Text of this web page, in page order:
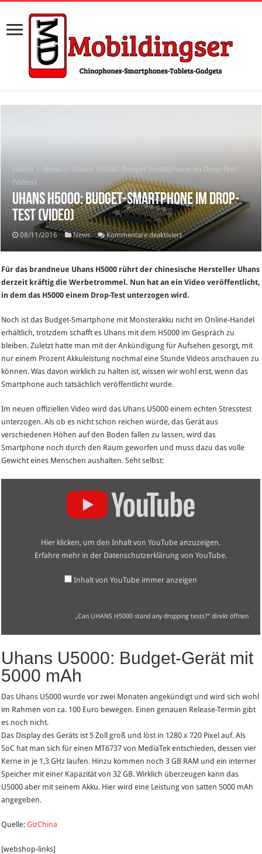
Home / News / Uhans H5000: Budget-Smartphone im Drop-Test
(Video)
Uhans H5000: Budget-Smartphone im Drop-
Test (Video)
08/11/2016 News Kommentare deaktiviertfür
Budget-
Smartphone
im
Test
(Video)
Für das brandneue Uhans H5000 rührt der chinesische Hersteller Uhans
derzeit kräftig die Werbetrommel. Nun hat an ein Video veröffentlicht,
in dem das H5000 einem Drop-Test unterzogen wird.
Noch ist das Budget-Smartphone mit Monsterakku nicht im Online-Handel
erhältlich, trotzdem schafft es Uhans mit dem H5000 im Gespräch zu
bleiben. Zuletzt hatte man mit der Ankündigung für Aufsehen gesorgt, mit
nur einem Prozent Akkuleistung nochmal eine Stunde Videos anschauen zu
können. Was davon wirklich zu halten ist, wissen wir wohl erst, wenn das
Smartphone auch tatsächlich veröffentlicht wurde.
Im neuen offiziellen Video wird das Uhans U5000 einem echten Stresstest
unterzogen. Als ob es nicht schon reichen würde, das Gerät aus
verschiedenen Höhen auf den Boden fallen zu lassen, wird das
Smartphone noch durch den Raum geworfen und muss dazu das volle
Gewicht eines Menschen aushalten. Seht selbst:
Hier klicken, um den Inhalt von YouTube anzuzeigen.
Erfahre mehr in der Datenschutzerklärung von YouTube.
Inhalt von YouTube immer anzeigen
„Can UHANS H5000 stand any dropping tests?“ direkt öffnen
Uhans U5000: Budget-Gerät mit
5000 mAh
Das Uhans U5000 wurde vor zwei Monaten angekündigt und wird sich wohl
im Rahmen von ca. 100 Euro bewegen. Einen genauen Release-Termin gibt
es noch nicht.
Das Display des Geräts ist 5 Zoll groß und löst in 1280 x 720 Pixel auf. Als
SoC hat man sich für einen MT6737 von MediaTek entschieden, dessen vier
Kerne in je 1,3 GHz laufen. Hinzu kommen noch 3 GB RAM und ein interner
Speicher mit einer Kapazität von 32 GB. Wirklich überzeugen kann das
U5000 aber mit seinem Akku. Hier wird eine Leistung von satten 5000 mAh
angegeben.
Quelle:GizChina
[webshop-links]